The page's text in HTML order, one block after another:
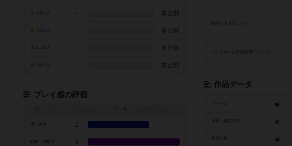
頻出するメカニクス
プレイヤーの干渉/影響アクション
作品データ
タイトル
参加人数
- 非公開
- 非公開
- 非公開
- 非公開
プレイ感の評価
※
2
戦略・判断力 3